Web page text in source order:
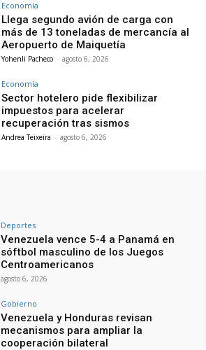
Economía
Llega segundo avión de carga con
más de 13 toneladas de mercancía al
Aeropuerto de Maiquetía
Yohenli Pacheco - agosto 6, 2026
Economía
Sector hotelero pide flexibilizar
impuestos para acelerar
recuperación tras sismos
Andrea Teixeira - agosto 6, 2026
Deportes
Venezuela vence 5-4 a Panamá en
sóftbol masculino de los Juegos
Centroamericanos
agosto 6, 2026
Gobierno
Venezuela y Honduras revisan
mecanismos para ampliar la
cooperación bilateral